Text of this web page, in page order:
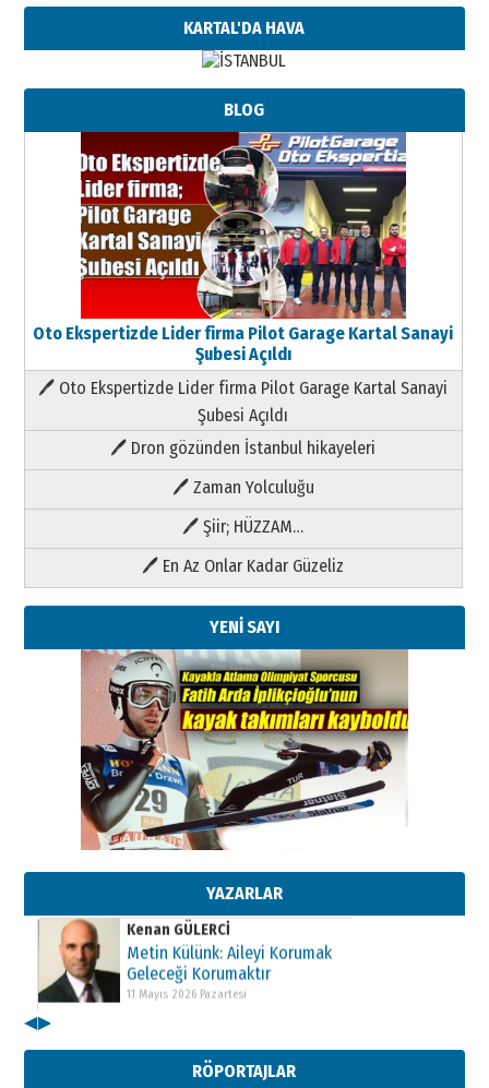
KARTAL'DA HAVA
BLOG
Oto Ekspertizde Lider firma Pilot Garage Kartal Sanayi
Şubesi Açıldı
🖊 Oto Ekspertizde Lider firma Pilot Garage Kartal Sanayi
Şubesi Açıldı
🖊 Dron gözünden İstanbul hikayeleri
🖊 Zaman Yolculuğu
🖊 Şiir; HÜZZAM…
🖊 En Az Onlar Kadar Güzeliz
YENİ SAYI
YAZARLAR
Kenan GÜLERCİ
Metin Külünk: Aileyi Korumak
11 Mayıs 2026 Pazartesi
Kenan GÜLERCİ
Metin Külünk: Aileyi Korumak
Geleceği Korumaktır
11 Mayıs 2026 Pazartesi
Metin Külünk: Aileyi Korumak
Geleceği Korumaktır
◀▶
RÖPORTAJLAR